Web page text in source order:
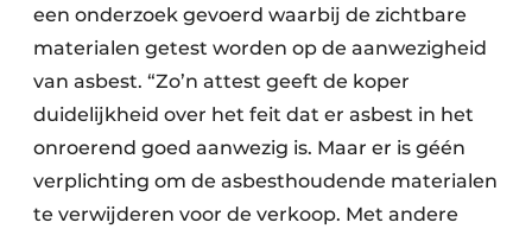
een onderzoek gevoerd waarbij de zichtbare
materialen getest worden op de aanwezigheid
van asbest. “Zo’n attest geeft de koper
duidelijkheid over het feit dat er asbest in het
onroerend goed aanwezig is. Maar er is géén
verplichting om de asbesthoudende materialen
te verwijderen voor de verkoop. Met andere